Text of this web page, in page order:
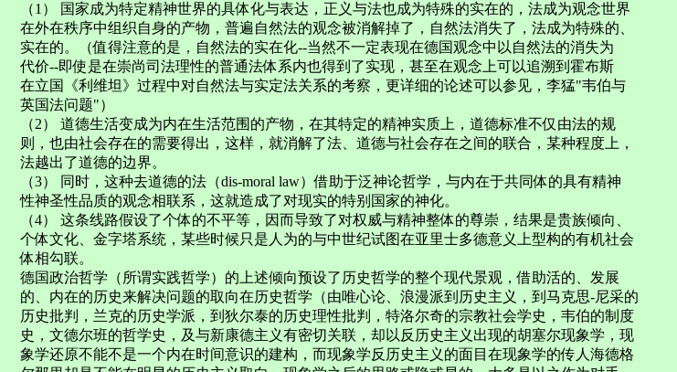
（1） 国家成为特定精神世界的具体化与表达，正义与法也成为特殊的实在的，法成为观念世界
在外在秩序中组织自身的产物，普遍自然法的观念被消解掉了，自然法消失了，法成为特殊的、
实在的。（值得注意的是，自然法的实在化--当然不一定表现在德国观念中以自然法的消失为
代价--即使是在崇尚司法理性的普通法体系内也得到了实现，甚至在观念上可以追溯到霍布斯
在立国《利维坦》过程中对自然法与实定法关系的考察，更详细的论述可以参见，李猛"韦伯与
英国法问题"）
（2） 道德生活变成为内在生活范围的产物，在其特定的精神实质上，道德标准不仅由法的规
则，也由社会存在的需要得出，这样，就消解了法、道德与社会存在之间的联合，某种程度上，
法越出了道德的边界。
（3） 同时，这种去道德的法（dis-moral law）借助于泛神论哲学，与内在于共同体的具有精神
性神圣性品质的观念相联系，这就造成了对现实的特别国家的神化。
（4） 这条线路假设了个体的不平等，因而导致了对权威与精神整体的尊崇，结果是贵族倾向、
个体文化、金字塔系统，某些时候只是人为的与中世纪试图在亚里士多德意义上型构的有机社会
体相勾联。
德国政治哲学（所谓实践哲学）的上述倾向预设了历史哲学的整个现代景观，借助活的、发展
的、内在的历史来解决问题的取向在历史哲学（由唯心论、浪漫派到历史主义，到马克思-尼采的
历史批判，兰克的历史学派，到狄尔泰的历史理性批判，特洛尔奇的宗教社会学史，韦伯的制度
史，文德尔班的哲学史，及与新康德主义有密切关联，却以反历史主义出现的胡塞尔现象学，现
象学还原不能不是一个内在时间意识的建构，而现象学反历史主义的面目在现象学的传人海德格